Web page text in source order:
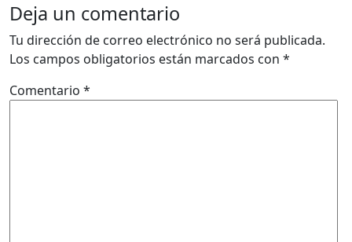
Deja un comentario
Tu dirección de correo electrónico no será publicada.
Los campos obligatorios están marcados con *
Comentario *